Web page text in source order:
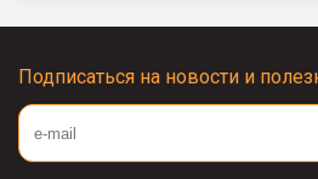
Подписаться на новости и